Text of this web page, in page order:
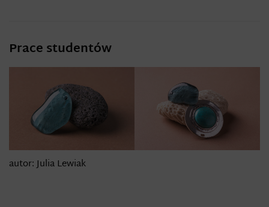
Prace studentów
autor: Julia Lewiak